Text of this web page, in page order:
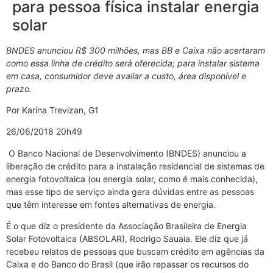
para pessoa física instalar energia
solar
BNDES anunciou R$ 300 milhões, mas BB e Caixa não acertaram
como essa linha de crédito será oferecida; para instalar sistema
em casa, consumidor deve avaliar a custo, área disponível e
prazo.
Por Karina Trevizan, G1
26/06/2018 20h49
O Banco Nacional de Desenvolvimento (BNDES) anunciou a
liberação de crédito para a instalação residencial de sistemas de
energia fotovoltaica (ou energia solar, como é mais conhecida),
mas esse tipo de serviço ainda gera dúvidas entre as pessoas
que têm interesse em fontes alternativas de energia.
É o que diz o presidente da Associação Brasileira de Energia
Solar Fotovoltaica (ABSOLAR), Rodrigo Sauaia. Ele diz que já
recebeu relatos de pessoas que buscam crédito em agências da
Caixa e do Banco do Brasil (que irão repassar os recursos do